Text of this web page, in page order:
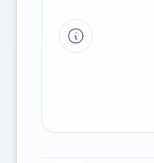
Tipp a